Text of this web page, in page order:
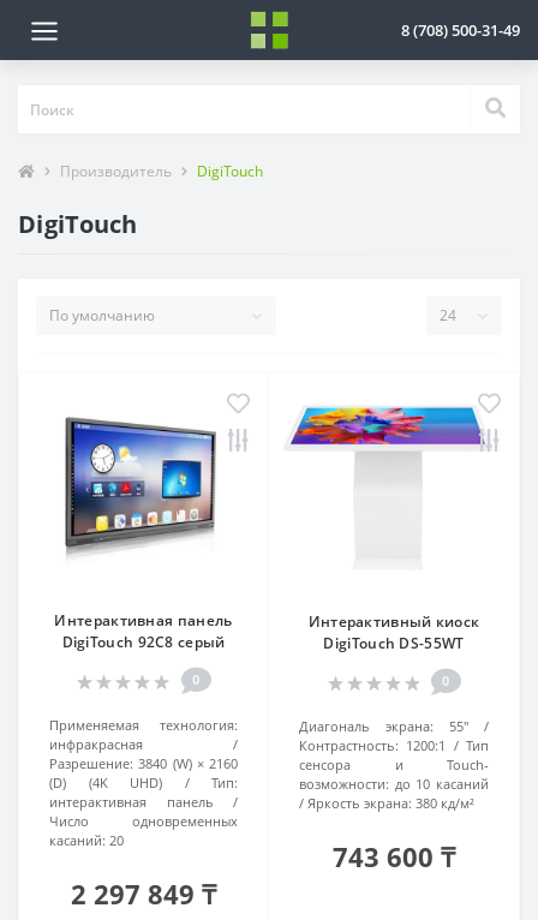
8 (708) 500-31-49
Производитель DigiTouch
DigiTouch
Интерактивная панель
DigiTouch 92С8 серый
0
Применяемая технология:
инфракрасная
Разрешение: 3840 (W) × 2160
(D) (4K UHD)
Тип:
интерактивная панель
Число одновременных
касаний: 20
2 297 849 ₸
Интерактивный киоск
DigiTouch DS-55WT
0
Диагональ экрана:
55″
Контрастность: 1200:1
Тип
сенсора и Touch-
возможности: до 10 касаний
Яркость экрана: 380 кд/м²
743 600 ₸